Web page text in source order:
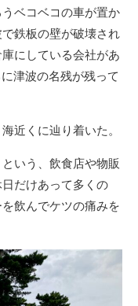
ベコベコの車が置か
鉄板の壁が破壊され
にしている会社があ
津波の名残が残って
近くに辿り着いた。
いう、飲食店や物販
だけあって多くの
飲んでケツの痛みを